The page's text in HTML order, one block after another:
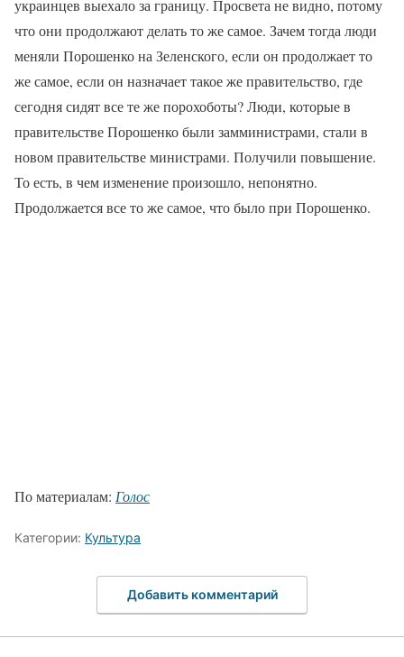
украинцев выехало за границу. Просвета не видно, потому
что они продолжают делать то же самое. Зачем тогда люди
меняли Порошенко на Зеленского, если он продолжает то
же самое, если он назначает такое же правительство, где
сегодня сидят все те же порохоботы? Люди, которые в
правительстве Порошенко были замминистрами, стали в
новом правительстве министрами. Получили повышение.
То есть, в чем изменение произошло, непонятно.
Продолжается все то же самое, что было при Порошенко.
По материалам: Голос
Категории: Культура
Добавить комментарий